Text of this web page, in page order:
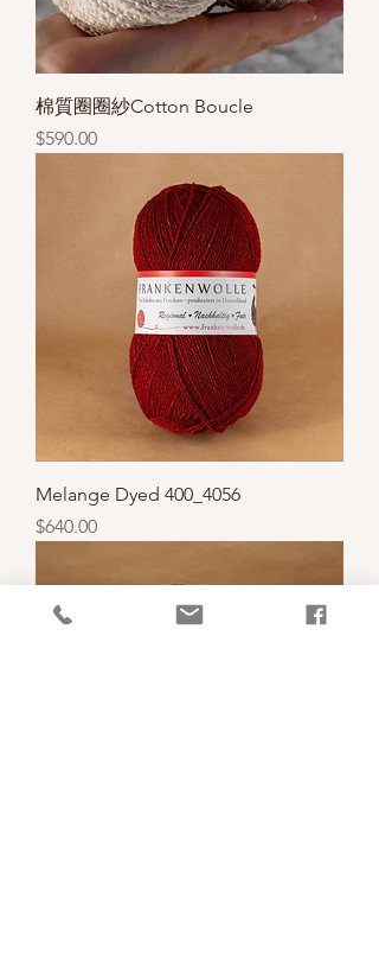
棉質圈圈紗Cotton Boucle
價格
$590.00
Melange Dyed 400_4056
價格
$640.00